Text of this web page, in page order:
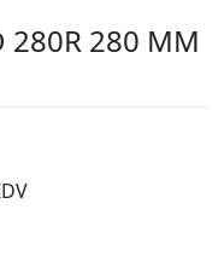
280R 280 MM